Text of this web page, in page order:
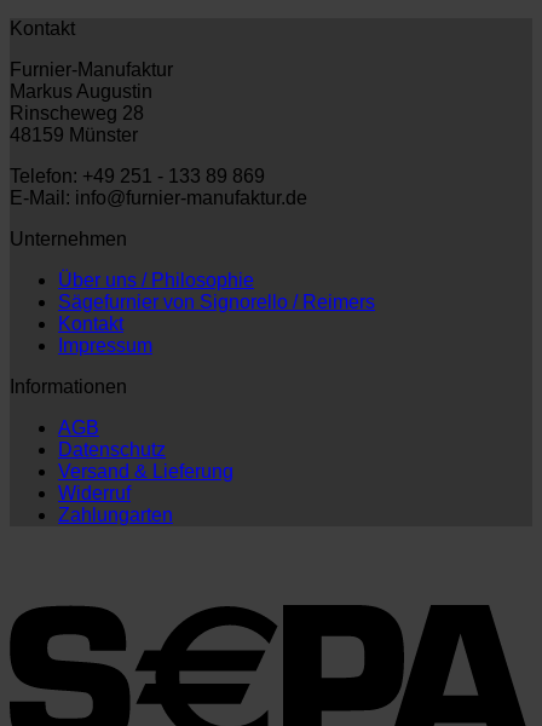
Kontakt
Furnier-Manufaktur
Markus Augustin
Rinscheweg 28
48159 Münster
Telefon: +49 251 - 133 89 869
E-Mail: info@furnier-manufaktur.de
Unternehmen
Über uns / Philosophie
Sägefurnier von Signorello / Reimers
Kontakt
Impressum
Informationen
AGB
Datenschutz
Versand & Lieferung
Widerruf
Zahlungarten